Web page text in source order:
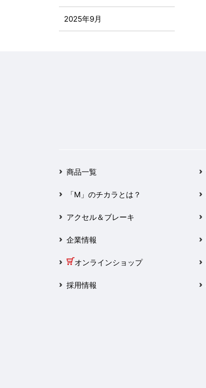
2025年9月
2025年1月
2024年12月
2024年11月
2024年10月
商品一覧
「M」のチカラとは？
アクセル＆ブレーキ
企業情報
オンラインショップ
採用情報